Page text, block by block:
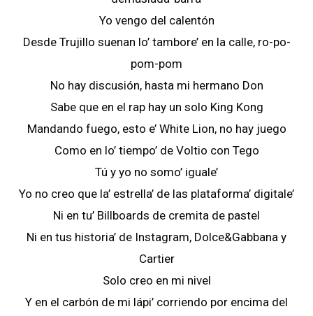
Yo vengo del calentón
Desde Trujillo suenan lo’ tambore’ en la calle, ro-po-
pom-pom
No hay discusión, hasta mi hermano Don
Sabe que en el rap hay un solo King Kong
Mandando fuego, esto e’ White Lion, no hay juego
Como en lo’ tiempo’ de Voltio con Tego
Tú y yo no somo’ iguale’
Yo no creo que la’ estrella’ de las plataforma’ digitale’
Ni en tu’ Billboards de cremita de pastel
Ni en tus historia’ de Instagram, Dolce&Gabbana y
Cartier
Solo creo en mi nivel
Y en el carbón de mi lápi’ corriendo por encima del